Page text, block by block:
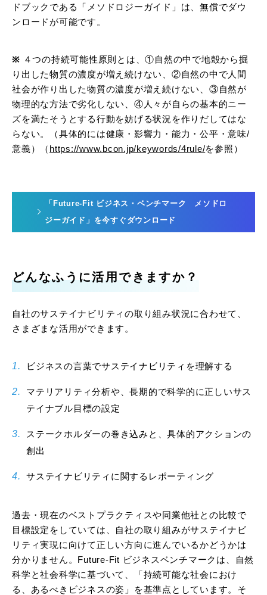
ドブックである「メソドロジーガイド」は、無償でダウ
ンロードが可能です。
※ ４つの持続可能性原則とは、①自然の中で地殻から掘
り出した物質の濃度が増え続けない、②自然の中で人間
社会が作り出した物質の濃度が増え続けない、③自然が
物理的な方法で劣化しない、④人々が自らの基本的ニー
ズを満たそうとする行動を妨げる状況を作りだしてはな
らない。（具体的には健康・影響力・能力・公平・意味/
意義）（ https://www.bcon.jp/keywords/4rule/を参照）
「Future-Fit ビジネス・ベンチマーク メソドロ
ジーガイド」を今すぐダウンロード
どんなふうに活用できますか？
自社のサステイナビリティの取り組み状況に合わせて、
さまざまな活用ができます。
ビジネスの言葉でサステイナビリティを理解する
マテリアリティ分析や、長期的で科学的に正しいサス
テイナブル目標の設定
ステークホルダーの巻き込みと、具体的アクションの
創出
サステイナビリティに関するレポーティング
過去・現在のベストプラクティスや同業他社との比較で
目標設定をしていては、自社の取り組みがサステイナビ
リティ実現に向けて正しい方向に進んでいるかどうかは
分かりません。Future-Fit ビジネスベンチマークは、自然
科学と社会科学に基づいて、「持続可能な社会におけ
る、あるべきビジネスの姿」を基準点としています。そ